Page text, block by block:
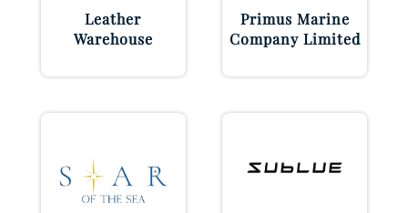
Leather
Warehouse
Primus Marine
Company Limited